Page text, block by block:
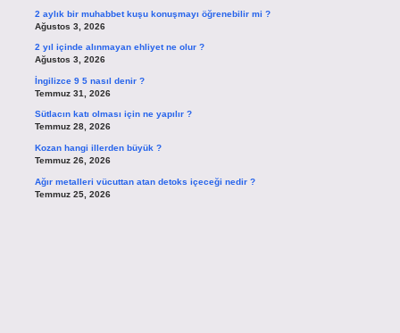
2 aylık bir muhabbet kuşu konuşmayı öğrenebilir mi ?
Ağustos 3, 2026
2 yıl içinde alınmayan ehliyet ne olur ?
Ağustos 3, 2026
İngilizce 9 5 nasıl denir ?
Temmuz 31, 2026
Sütlacın katı olması için ne yapılır ?
Temmuz 28, 2026
Kozan hangi illerden büyük ?
Temmuz 26, 2026
Ağır metalleri vücuttan atan detoks içeceği nedir ?
Temmuz 25, 2026